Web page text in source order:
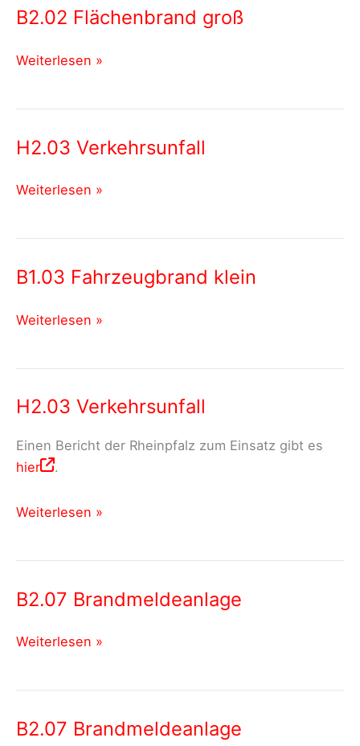
B2.02 Flächenbrand groß
B2.02
Weiterlesen »
H2.03 Verkehrsunfall
H2.03
Weiterlesen »
B1.03 Fahrzeugbrand klein
B1.03
Weiterlesen »
H2.03 Verkehrsunfall
Einen Bericht der Rheinpfalz zum Einsatz gibt es
hier
.
H2.03
Weiterlesen »
B2.07 Brandmeldeanlage
B2.07
Weiterlesen »
B2.07 Brandmeldeanlage